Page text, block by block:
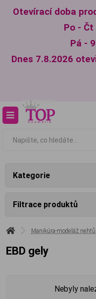
Otevírací doba
Po -
Pá -
Dnes 7.8.2026
Kategorie
Filtrace produktů
Manikúra-modeláž nehtů
EBD gely
Nebyly